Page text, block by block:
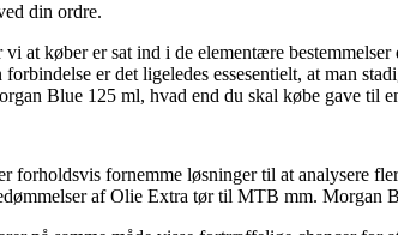
din ordre.
vi at køber er sat ind i de elementære
er det ligeledes essesentielt, at man
Blue 125 ml, hvad end du skal købe gave til
forholdsvis fornemme løsninger til at analysere
af Olie Extra tør til MTB mm. Morgan